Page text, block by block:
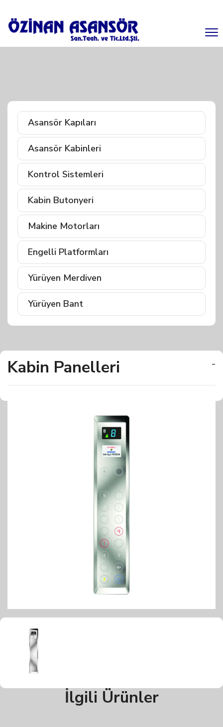
Asansör Kapıları
Asansör Kabinleri
Kontrol Sistemleri
Kabin Butonyeri
Makine Motorları
Engelli Platformları
Yürüyen Merdiven
Yürüyen Bant
Kabin Panelleri -
İlgili Ürünler